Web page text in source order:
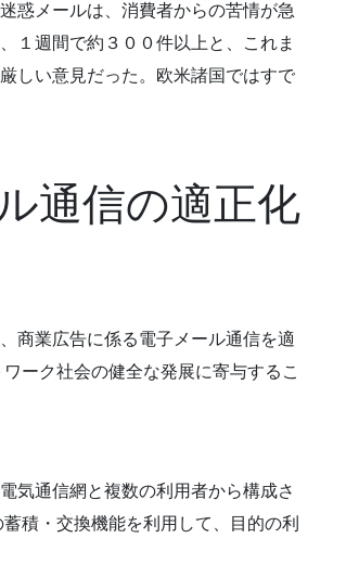
惑メールは、消費者からの苦情が急
１週間で約３００件以上と、これま
しい意見だった。欧米諸国ではすで
通信の適正化
商業広告に係る電子メール通信を適
ーク社会の健全な発展に寄与するこ
気通信網と複数の利用者から構成さ
積・交換機能を利用して、目的の利